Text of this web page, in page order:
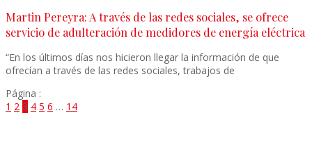
Martin Pereyra: A través de las redes sociales, se ofrece
servicio de adulteración de medidores de energía eléctrica
“En los últimos días nos hicieron llegar la información de que
ofrecían a través de las redes sociales, trabajos de
Página :
1 2 3 4 5 6 … 14